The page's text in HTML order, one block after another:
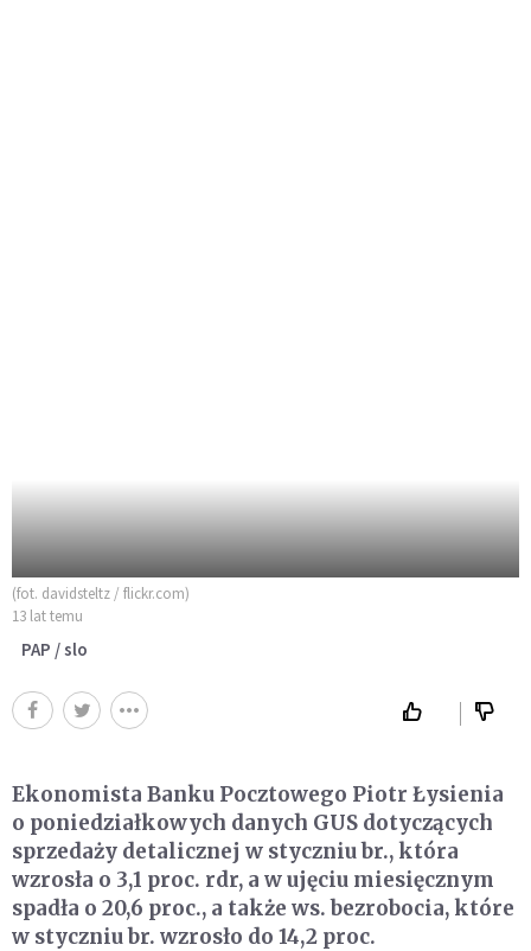
(fot. davidsteltz / flickr.com)
13 lat temu
PAP / slo
Ekonomista Banku Pocztowego Piotr Łysienia
o poniedziałkowych danych GUS dotyczących
sprzedaży detalicznej w styczniu br., która
wzrosła o 3,1 proc. rdr, a w ujęciu miesięcznym
spadła o 20,6 proc., a także ws. bezrobocia, które
w styczniu br. wzrosło do 14,2 proc.